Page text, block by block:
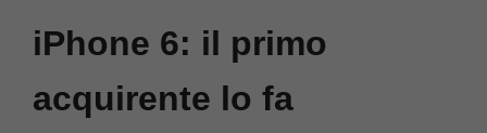
iPhone 6: il primo
acquirente lo fa